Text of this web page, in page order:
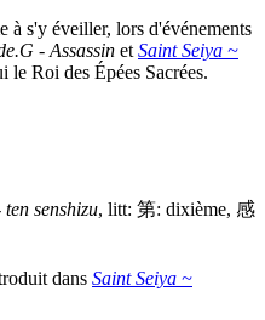
à s'y éveiller, lors d'événements
- Assassin et Saint Seiya ~
le Roi des Épées Sacrées.
ten senshizu, litt: 第: dixième, 感
dans Saint Seiya ~